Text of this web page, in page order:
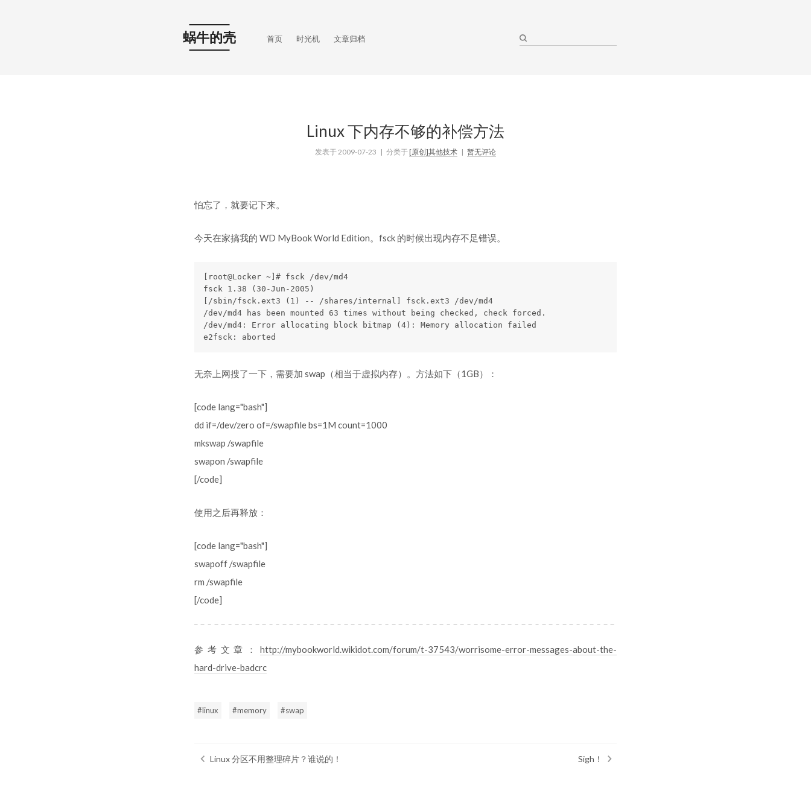
蜗牛的壳 首页 时光机 文章归档
Linux 下内存不够的补偿方法
发表于2009-07-23 | 分类于[原创]其他技术 | 暂无评论
怕忘了，就要记下来。
今天在家搞我的 WD MyBook World Edition。fsck 的时候出现内存不足错误。
[root@Locker ~]# fsck /dev/md4
fsck 1.38 (30-Jun-2005)
[/sbin/fsck.ext3 (1) -- /shares/internal] fsck.ext3 /dev/md4
/dev/md4 has been mounted 63 times without being checked, check forced.
/dev/md4: Error allocating block bitmap (4): Memory allocation failed
无奈上网搜了一下，需要加 swap（相当于虚拟内存）。方法如下（1GB）：
[code lang="bash"]
dd if=/dev/zero of=/swapfile bs=1M count=1000
mkswap /swapfile
swapon /swapfile
[/code]
使用之后再释放：
[code lang="bash"]
swapoff /swapfile
rm /swapfile
[/code]
参考文章： http://mybookworld.wikidot.com/forum/t-37543/worrisome-error-messages-about-the-
hard-drive-badcrc
linux memory swap
Linux 分区不用整理碎片？谁说的！ Sigh！